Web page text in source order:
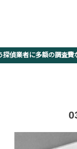
探偵業者に多額の調